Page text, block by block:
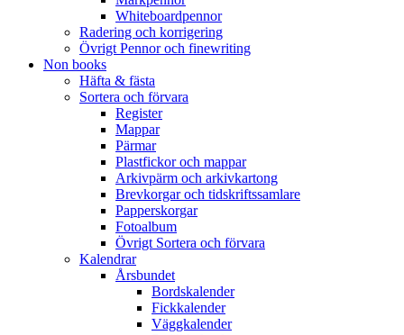
Whiteboardpennor
Radering och korrigering
Övrigt Pennor och finewriting
Non books
Häfta & fästa
Sortera och förvara
Register
Mappar
Pärmar
Plastfickor och mappar
Arkivpärm och arkivkartong
Brevkorgar och tidskriftssamlare
Papperskorgar
Fotoalbum
Övrigt Sortera och förvara
Kalendrar
Årsbundet
Bordskalender
Fickkalender
Väggkalender